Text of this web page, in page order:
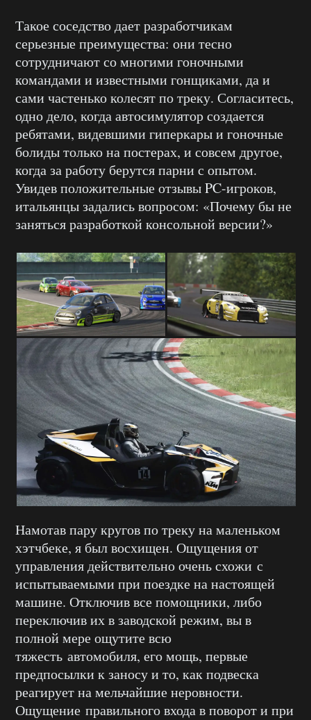
Такое соседство дает разработчикам
серьезные преимущества: они тесно
сотрудничают со многими гоночными
командами и известными гонщиками, да и
сами частенько колесят по треку. Согласитесь,
одно дело, когда автосимулятор создается
ребятами, видевшими гиперкары и гоночные
болиды только на постерах, и совсем другое,
когда за работу берутся парни с опытом.
Увидев положительные отзывы PC-игроков,
итальянцы задались вопросом: «Почему бы не
заняться разработкой консольной версии?»
Намотав пару кругов по треку на маленьком
хэтчбеке, я был восхищен. Ощущения от
управления действительно очень схожи с
испытываемыми при поездке на настоящей
машине. Отключив все помощники, либо
переключив их в заводской режим, вы в
полной мере ощутите всю
тяжесть автомобиля, его мощь, первые
предпосылки к заносу и то, как подвеска
реагирует на мельчайшие неровности.
Ощущение правильного входа в поворот и при